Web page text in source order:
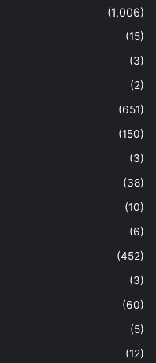
(1,006)
(15)
(3)
(2)
(651)
(150)
(3)
(38)
(10)
(6)
(452)
(3)
(60)
(5)
(12)